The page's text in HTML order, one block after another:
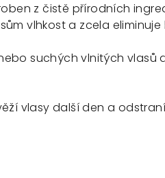
z čistě přírodních
vlhkost a zcela eliminuje
suchých vlnitých vlasů
vlasy další den a